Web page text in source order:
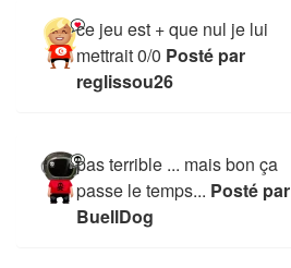
ce jeu est + que nul je lui
mettrait 0/0 Posté par
reglissou26
pas terrible ... mais bon ça
passe le temps... Posté par
BuellDog